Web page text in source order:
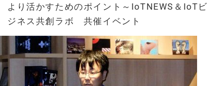
より活かすためのポイント～IoTNEWS＆IoTビ
ジネス共創ラボ 共催イベント